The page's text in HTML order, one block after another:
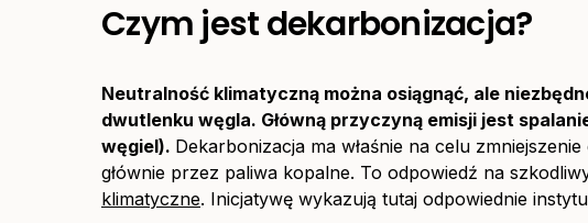
Czym jest dekarbonizacja?
Neutralność klimatyczną można osiągnąć, ale
dwutlenku węgla. Główną przyczyną emisji jest
węgiel). Dekarbonizacja ma właśnie na celu
głównie przez paliwa kopalne. To odpowiedź na
klimatyczne. Inicjatywę wykazują tutaj odpowiednie